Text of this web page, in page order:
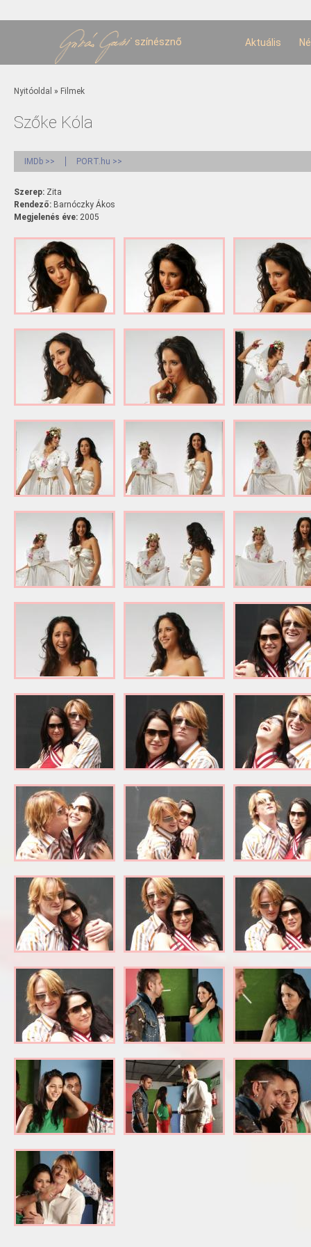
színésznő Aktuális
Jelenlegi hely
Nyitóoldal » Filmek
Szőke Kóla
IMDb >> PORT.hu >>
Szerep: Zita
Rendező: Barnóczky Ákos
Megjelenés éve: 2005